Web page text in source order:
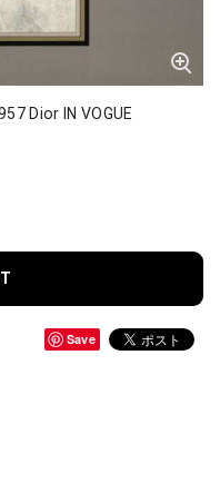
Dior IN VOGUE
Save